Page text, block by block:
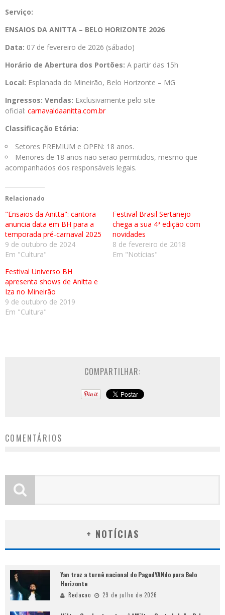
Serviço:
ENSAIOS DA ANITTA – BELO HORIZONTE 2026
Data: 07 de fevereiro de 2026 (sábado)
Horário de Abertura dos Portões: A partir das 15h
Local: Esplanada do Mineirão, Belo Horizonte – MG
Ingressos: Vendas: Exclusivamente pelo site
oficial: carnavaldaanitta.com.br
Classificação Etária:
Setores PREMIUM e OPEN: 18 anos.
Menores de 18 anos não serão permitidos, mesmo que
acompanhados dos responsáveis legais.
Relacionado
"Ensaios da Anitta": cantora
anuncia data em BH para a
temporada pré-carnaval 2025
9 de outubro de 2024
Em "Cultura"
Festival Brasil Sertanejo
chega a sua 4ª edição com
novidades
8 de fevereiro de 2018
Em "Notícias"
Festival Universo BH
apresenta shows de Anitta e
Iza no Mineirão
9 de outubro de 2019
Em "Cultura"
COMPARTILHAR:
COMENTÁRIOS
+ NOTÍCIAS
Yan traz a turnê nacional do PagodYANdo para Belo
Horizonte
Redacao 29 de julho de 2026